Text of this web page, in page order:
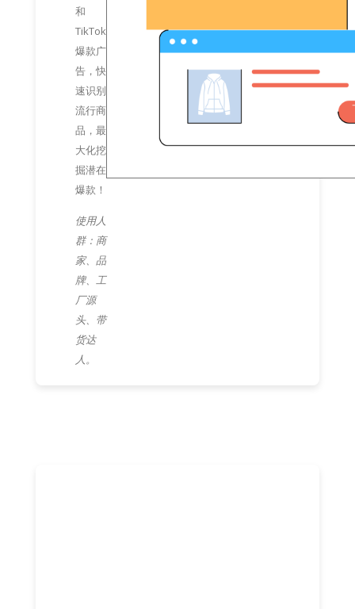
和
TikTok
爆款广
告，快
速识别
流行商
品，最
大化挖
掘潜在
爆款！
使用人
群：商
家、品
牌、工
厂源
头、带
货达
人。